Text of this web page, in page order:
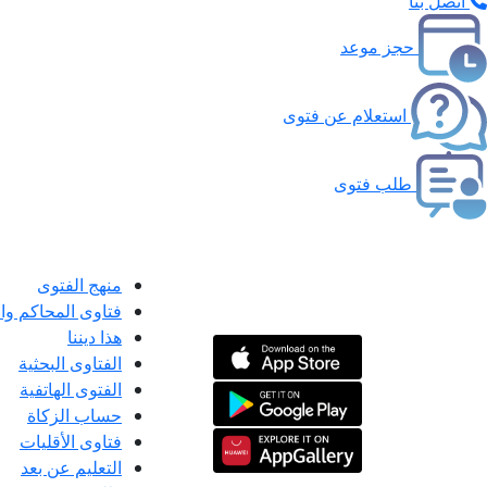
حجز موعد
استعلام عن فتوى
طلب فتوى
منهج الفتوى
فتاوى المحاكم
هذا ديننا
الفتاوى البحثية
الفتوى الهاتفية
حساب الزكاة
فتاوى الأقليات
التعليم عن بعد